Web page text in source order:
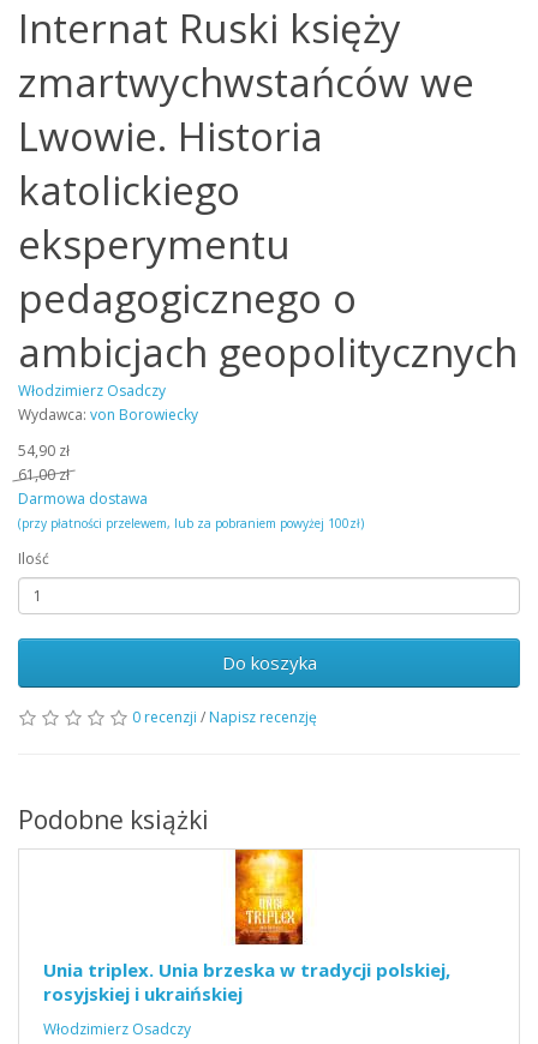
Internat Ruski księży
zmartwychwstańców we
Lwowie. Historia
katolickiego
eksperymentu
pedagogicznego o
ambicjach geopolitycznych
Włodzimierz Osadczy
Wydawca: von Borowiecky
54,90 zł
61,00 zł
Darmowa dostawa
(przy płatności przelewem, lub za pobraniem powyżej 100zł)
Ilość
Do koszyka
0 recenzji / Napisz recenzję
Podobne książki
Unia triplex. Unia brzeska w tradycji polskiej,
rosyjskiej i ukraińskiej
Włodzimierz Osadczy